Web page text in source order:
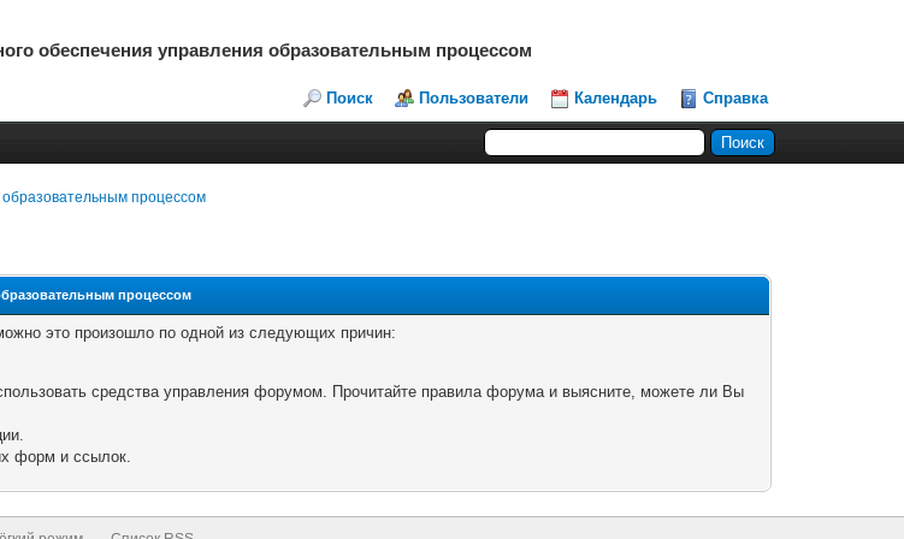
обеспечения управления образовательным процессом
Поиск Пользователи Календарь Справка
процессом
процессом
это произошло по одной из следующих причин:
средства управления форумом. Прочитайте правила форума и выясните, можете ли Вы
форм и ссылок.